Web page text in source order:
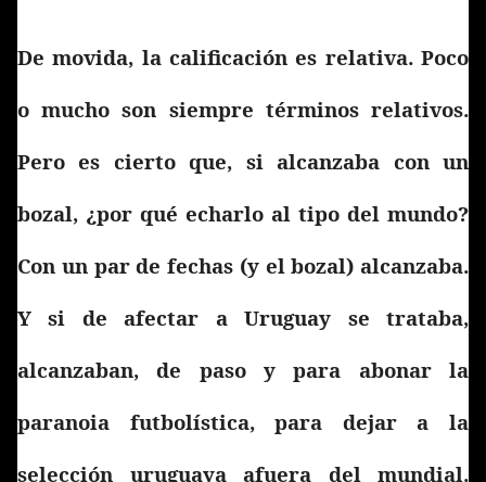
De movida, la calificación es relativa. Poco
o mucho son siempre términos relativos.
Pero es cierto que, si alcanzaba con un
bozal, ¿por qué echarlo al tipo del mundo?
Con un par de fechas (y el bozal) alcanzaba.
Y si de afectar a Uruguay se trataba,
alcanzaban, de paso y para abonar la
paranoia futbolística, para dejar a la
selección uruguaya afuera del mundial.